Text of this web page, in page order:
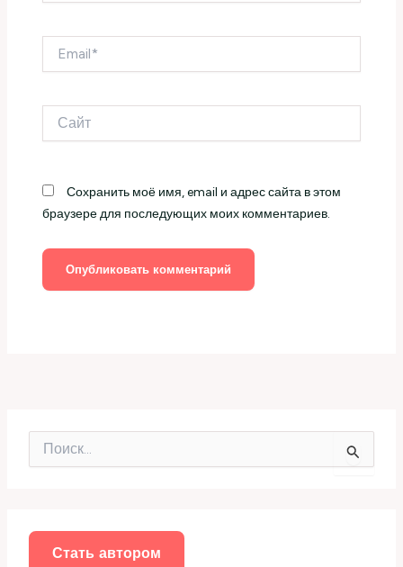
Сохранить моё имя, email и адрес сайта в этом
браузере для последующих моих комментариев.
Стать автором